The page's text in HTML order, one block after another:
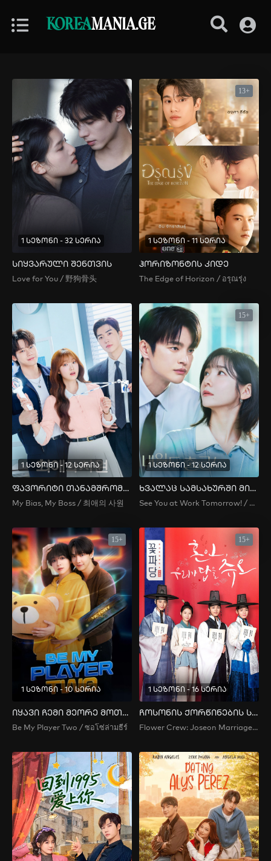
KOREAMANIA.GE
1 სეზონი - 32 სერია
სიყვარული შენთვის
Love for You / 野狗骨头
13+
1 სეზონი - 11 სერია
ჰორიზონტის კიდე
The Edge of Horizon / อรุณรุ่ง
1 სეზონი - 12 სერია
ფავორიტი თანამშრომელი
My Bias, My Boss / 최애의 사원
15+
1 სეზონი - 12 სერია
ხვალაც სამსახურში მივდივარ
See You at Work Tomorrow! / 내일도 출근!
15+
1 სეზონი - 10 სერია
იყავი ჩემი მეორე მოთამაშე
Be My Player Two / ซอโซ่ล่ามธีร์
15+
1 სეზონი - 16 სერია
ჩოსონის ქორწინების სააგენტო
Flower Crew: Joseon Marriage Agency / 꽃파당: 조선혼담공작소